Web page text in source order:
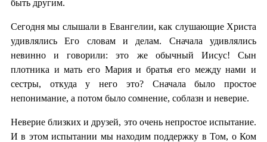
быть другим.
Сегодня мы слышали в Евангелии, как слушающие Христа
удивлялись Его словам и делам. Сначала удивлялись
невинно и говорили: это же обычный Иисус! Сын
плотника и мать его Мария и братья его между нами и
сестры, откуда у него это? Сначала было простое
непонимание, а потом было сомнение, соблазн и неверие.
Неверие близких и друзей, это очень непростое испытание.
И в этом испытании мы находим поддержку в Том, о Ком